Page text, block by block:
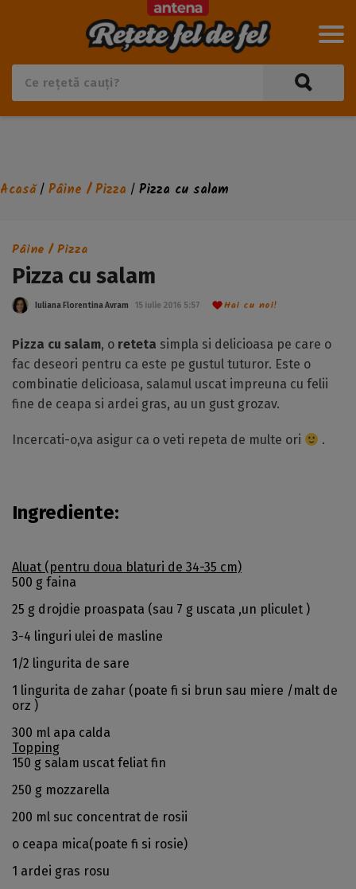
Acasă/ Pâine / Pizza / Pizza cu salam
Pâine / Pizza
Pizza cu salam
Iuliana Florentina Avram 15 iulie 2016 5:57 Hai cu noi!
Pizza cu salam, o reteta simpla si delicioasa pe care o
fac deseori pentru ca este pe gustul tuturor. Este o
combinatie delicioasa, salamul uscat impreuna cu felii
fine de ceapa si ardei gras, au un gust grozav.
Incercati-o,va asigur ca o veti repeta de multe ori .
Ingrediente:
Aluat (pentru doua blaturi de 34-35 cm)
500 g faina
25 g drojdie proaspata (sau 7 g uscata ,un pliculet )
3-4 linguri ulei de masline
1/2 lingurita de sare
1 lingurita de zahar (poate fi si brun sau miere /malt de
orz )
300 ml apa calda
Topping
150 g salam uscat feliat fin
250 g mozzarella
200 ml suc concentrat de rosii
o ceapa mica(poate fi si rosie)
1 ardei gras rosu